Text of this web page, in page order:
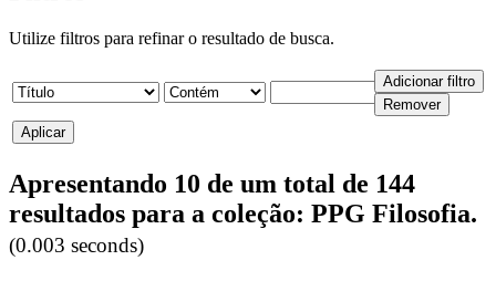
Utilize filtros para refinar o resultado de busca.
Apresentando 10 de um total de 144
resultados para a coleção: PPG Filosofia.
(0.003 seconds)